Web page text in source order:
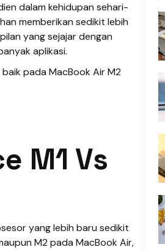
dalam kehidupan sehari-
memberikan sedikit lebih
yang sejajar dengan
aplikasi.
pada MacBook Air M2
M1 Vs
yang lebih baru sedikit
M2 pada MacBook Air,